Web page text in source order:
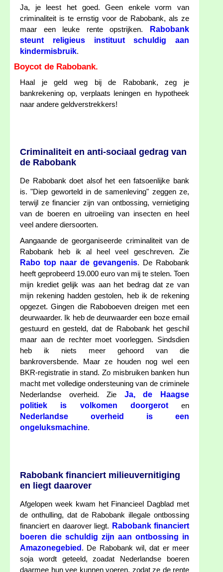
Ja, je leest het goed. Geen enkele vorm van
criminaliteit is te ernstig voor de Rabobank, als ze
maar een leuke rente opstrijken.
Rabobank
steunt religieus instituut schuldig aan
kindermisbruik.
Boycot de Rabobank.
Haal je geld weg bij de Rabobank, zeg je
bankrekening op, verplaats leningen en hypotheek
naar andere geldverstrekkers!
Criminaliteit en anti-sociaal gedrag van
de Rabobank
De Rabobank doet alsof het een fatsoenlijke bank
is. "Diep geworteld in de samenleving" zeggen ze,
terwijl ze financier zijn van ontbossing, vernietiging
van de boeren en uitroeiïng van insecten en heel
veel andere diersoorten.
Aangaande de georganiseerde criminaliteit van de
Rabobank heb ik al heel veel geschreven. Zie
Rabo top naar de gevangenis. De Rabobank
heeft geprobeerd 19.000 euro van mij te stelen. Toen
mijn krediet gelijk was aan het bedrag dat ze van
mijn rekening hadden gestolen, heb ik de rekening
opgezet. Gingen die Raboboeven dreigen met een
deurwaarder. Ik heb de deurwaarder een boze email
gestuurd en gesteld, dat de Rabobank het geschil
maar aan de rechter moet voorleggen. Sindsdien
heb ik niets meer gehoord van die
bankroversbende. Maar ze houden nog wel een
BKR-registratie in stand. Zo misbruiken banken hun
macht met volledige ondersteuning van de criminele
Nederlandse overheid. Zie Ja, de Haagse
politiek is volkomen doorgeroten
Nederlandse overheid is een
ongeluksmachine.
Rabobank financiert milieuvernitiging
en liegt daarover
Afgelopen week kwam het Financieel Dagblad met
de onthulling, dat de Rabobank illegale ontbossing
financiert en daarover liegt.
Rabobank financiert
boeren die schuldig zijn aan ontbossing in
Amazonegebied . De Rabobank wil, dat er meer
soja wordt geteeld, zoadat Nederlandse boeren
daarmee hun vee kunnen voeren, zodat ze de rente